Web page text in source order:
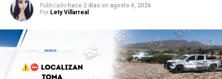
Publicado hace 2 días en agosto 4, 2026
Por Lety Villarreal